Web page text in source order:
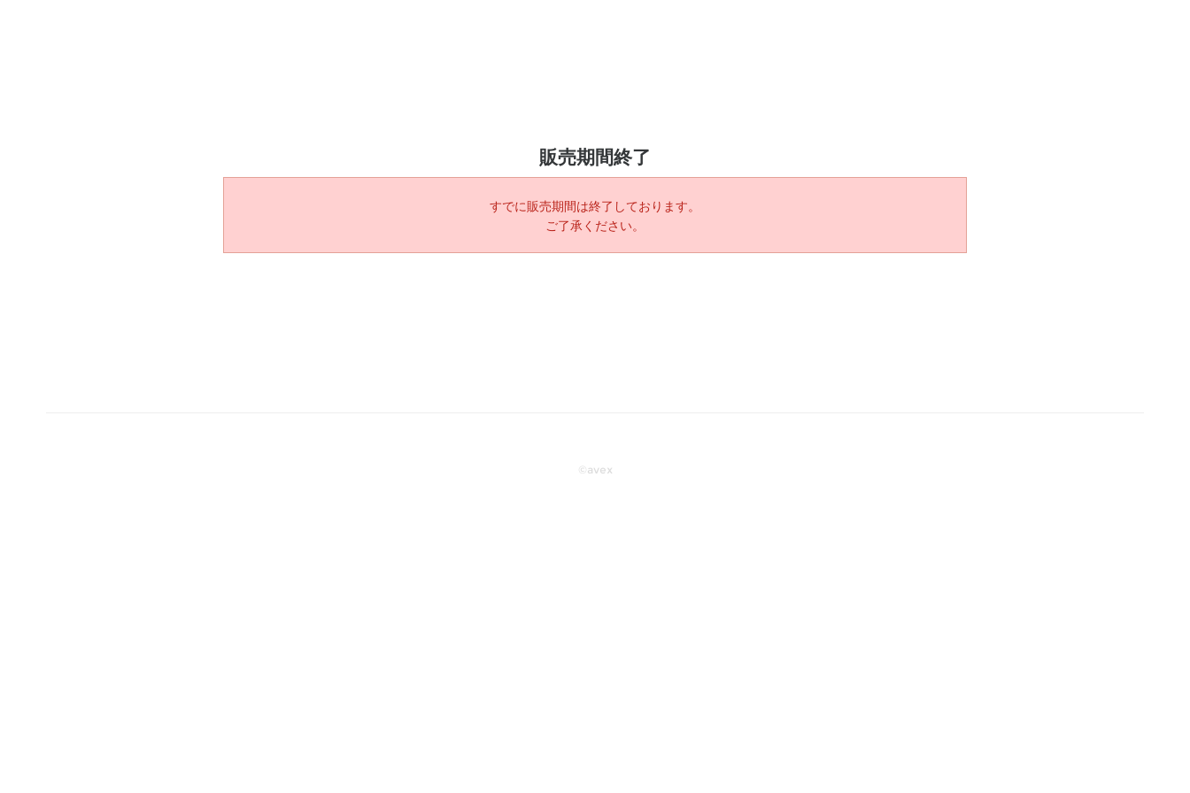
販売期間終了
すでに販売期間は終了しております。
ご了承ください。
© avex